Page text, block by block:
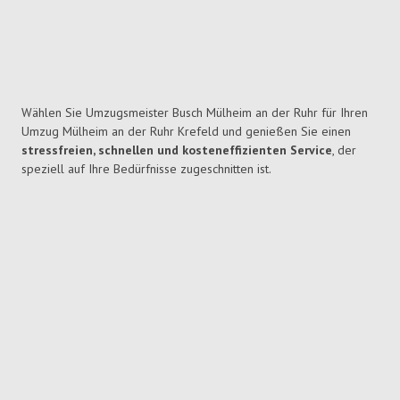
Wählen Sie Umzugsmeister Busch Mülheim an der Ruhr für Ihren
Umzug Mülheim an der Ruhr Krefeld und genießen Sie einen
stressfreien, schnellen und kosteneffizienten Service, der
speziell auf Ihre Bedürfnisse zugeschnitten ist.